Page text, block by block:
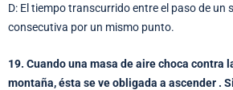
D: El tiempo transcurrido entre el paso de un
consecutiva por un mismo punto.
19. Cuando una masa de aire choca contra
montaña, ésta se ve obligada a ascender .